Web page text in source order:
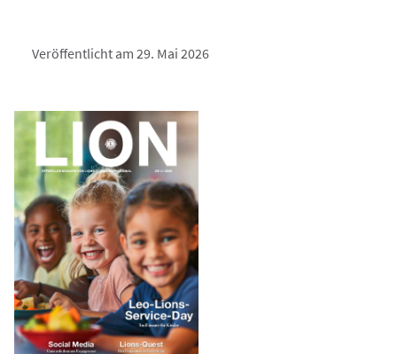
Veröffentlicht am 29. Mai 2026